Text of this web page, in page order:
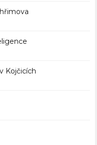
Kojčicích